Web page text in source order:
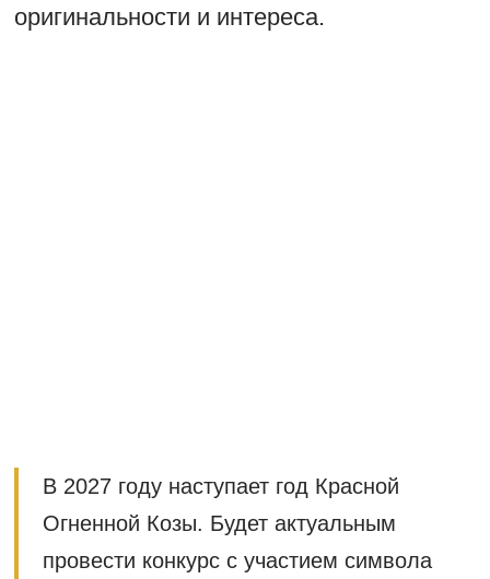
оригинальности и интереса.
В 2027 году наступает год Красной
Огненной Козы. Будет актуальным
провести конкурс с участием символа